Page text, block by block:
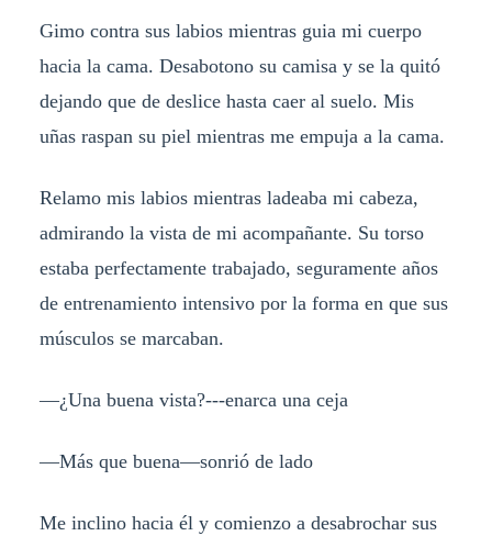
Gimo contra sus labios mientras guia mi cuerpo
hacia la cama. Desabotono su camisa y se la quitó
dejando que de deslice hasta caer al suelo. Mis
uñas raspan su piel mientras me empuja a la cama.
Relamo mis labios mientras ladeaba mi cabeza,
admirando la vista de mi acompañante. Su torso
estaba perfectamente trabajado, seguramente años
de entrenamiento intensivo por la forma en que sus
músculos se marcaban.
—¿Una buena vista?---enarca una ceja
—Más que buena—sonrió de lado
Me inclino hacia él y comienzo a desabrochar sus